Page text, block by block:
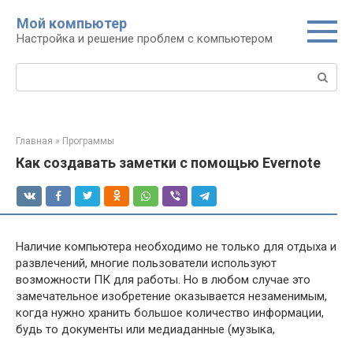
контенту
Мой компьютер
Настройка и решение проблем с компьютером
Поиск:
Главная » Программы
Как создавать заметки с помощью Evernote
Наличие компьютера необходимо не только для отдыха и
развлечений, многие пользователи используют
возможности ПК для работы. Но в любом случае это
замечательное изобретение оказывается незаменимым,
когда нужно хранить большое количество информации,
будь то документы или медиаданные (музыка,